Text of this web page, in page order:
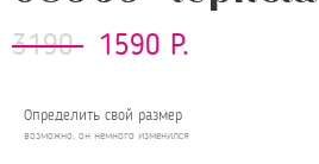
3190 1590 Р.
Определить свой размер
возможно, он немного изменился